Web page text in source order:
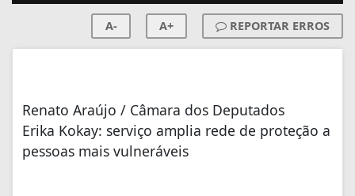
A- A+ REPORTAR ERROS
Renato Araújo / Câmara dos Deputados
Erika Kokay: serviço amplia rede de proteção a
pessoas mais vulneráveis